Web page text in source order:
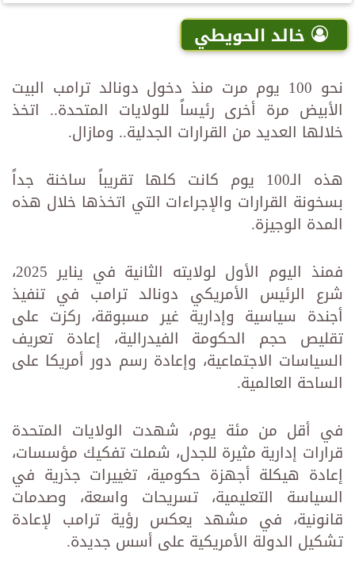
خالد الحويطي
نحو 100 يوم مرت منذ دخول دونالد ترامب البيت
الأبيض مرة أخرى رئيساً للولايات المتحدة.. اتخذ
خلالها العديد من القرارات الجدلية.. ومازال.
هذه الـ100 يوم كانت كلها تقريباً ساخنة جداً
بسخونة القرارات والإجراءات التي اتخذها خلال هذه
المدة الوجيزة.
فمنذ اليوم الأول لولايته الثانية في يناير 2025،
شرع الرئيس الأمريكي دونالد ترامب في تنفيذ
أجندة سياسية وإدارية غير مسبوقة، ركزت على
تقليص حجم الحكومة الفيدرالية، إعادة تعريف
السياسات الاجتماعية، وإعادة رسم دور أمريكا على
الساحة العالمية.
في أقل من مئة يوم، شهدت الولايات المتحدة
قرارات إدارية مثيرة للجدل، شملت تفكيك مؤسسات،
إعادة هيكلة أجهزة حكومية، تغييرات جذرية في
السياسة التعليمية، تسريحات واسعة، وصدمات
قانونية، في مشهد يعكس رؤية ترامب لإعادة
تشكيل الدولة الأمريكية على أسس جديدة.